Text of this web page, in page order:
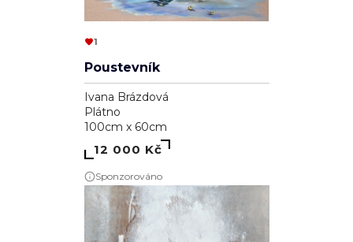
1
Poustevník
Ivana Brázdová
Plátno
100cm x 60cm
12 000 Kč
Sponzorováno